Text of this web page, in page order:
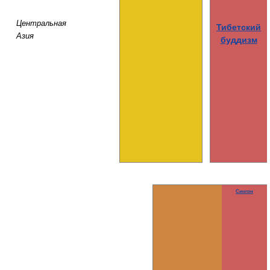
Центральная
Азия
Тибетский
буддизм
Сингон